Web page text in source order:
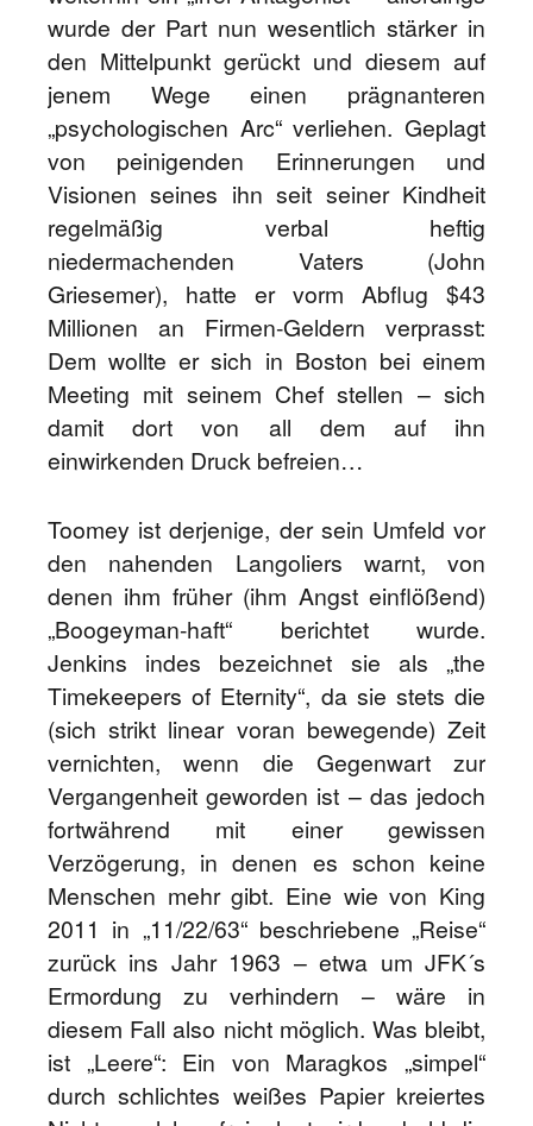
wurde der Part nun wesentlich stärker in
den Mittelpunkt gerückt und diesem auf
jenem Wege einen prägnanteren
„psychologischen Arc“ verliehen. Geplagt
von peinigenden Erinnerungen und
Visionen seines ihn seit seiner Kindheit
regelmäßig verbal heftig
niedermachenden Vaters (John
Griesemer), hatte er vorm Abflug $43
Millionen an Firmen-Geldern verprasst:
Dem wollte er sich in Boston bei einem
Meeting mit seinem Chef stellen – sich
damit dort von all dem auf ihn
einwirkenden Druck befreien…
Toomey ist derjenige, der sein Umfeld vor
den nahenden Langoliers warnt, von
denen ihm früher (ihm Angst einflößend)
„Boogeyman-haft“ berichtet wurde.
Jenkins indes bezeichnet sie als „the
Timekeepers of Eternity“, da sie stets die
(sich strikt linear voran bewegende) Zeit
vernichten, wenn die Gegenwart zur
Vergangenheit geworden ist – das jedoch
fortwährend mit einer gewissen
Verzögerung, in denen es schon keine
Menschen mehr gibt. Eine wie von King
2011 in „11/22/63“ beschriebene „Reise“
zurück ins Jahr 1963 – etwa um JFK´s
Ermordung zu verhindern – wäre in
diesem Fall also nicht möglich. Was bleibt,
ist „Leere“: Ein von Maragkos „simpel“
durch schlichtes weißes Papier kreiertes